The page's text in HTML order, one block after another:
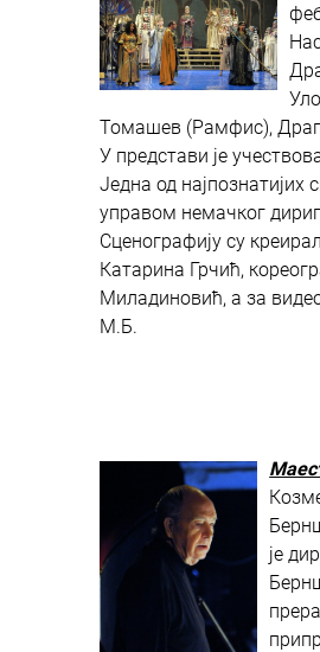
Томашев (Рамфис),
У представи је
Једна од најпознатијих
управом немачког
Сценографију су
Катарина Грчић,
Миладиновић, а за
М.Б.
је